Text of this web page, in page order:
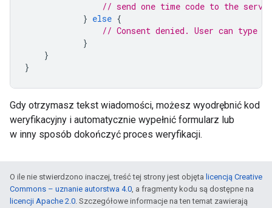
// send one time code to the server
} else {
// Consent denied. User can type
}
}
}
Gdy otrzymasz tekst wiadomości, możesz wyodrębnić kod
weryfikacyjny i automatycznie wypełnić formularz lub
w inny sposób dokończyć proces weryfikacji.
O ile nie stwierdzono inaczej, treść tej strony jest objęta licencją Creative
Commons – uznanie autorstwa 4.0, a fragmenty kodu są dostępne na
licencji Apache 2.0. Szczegółowe informacje na ten temat zawierają